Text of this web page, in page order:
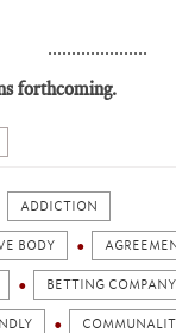
.....................
forthcoming.
ADDICTION
BODY
BETTING COMPANY